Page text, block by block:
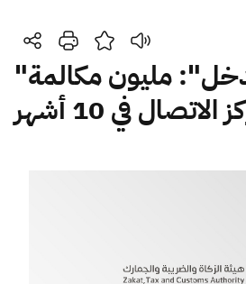
Search
Search Search AI
"الزكاة والدخل": مليون مكالمة
في 10 أشهر